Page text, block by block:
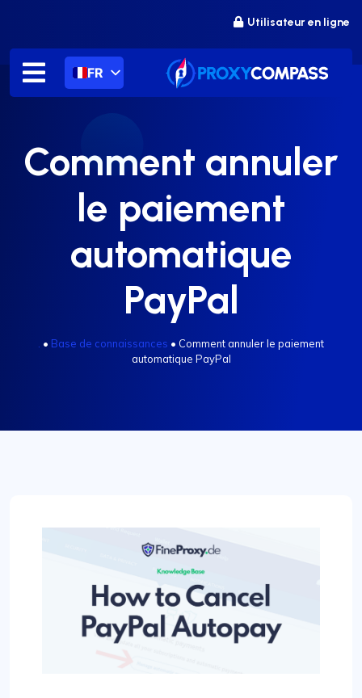
contenu
Utilisateur en ligne
FR
Comment annuler
le paiement
automatique
PayPal
• Base de connaissances • Comment annuler le paiement
automatique PayPal